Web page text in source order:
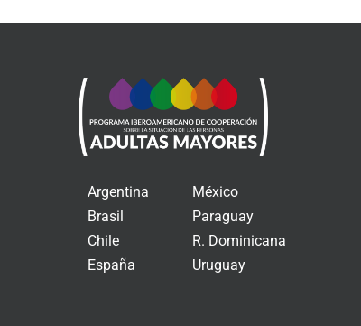
Argentina
Brasil
Chile
España
México
Paraguay
R. Dominicana
Uruguay